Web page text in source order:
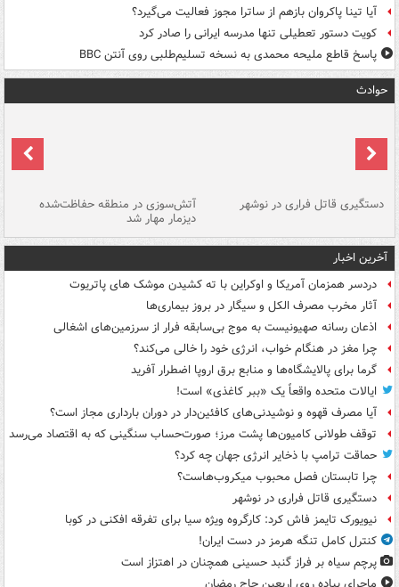
آیا تینا پاکروان بازهم از ساترا مجوز فعالیت می‌گیرد؟
کویت دستور تعطیلی تنها مدرسه ایرانی را صادر کرد
پاسخ قاطع ملیحه محمدی به نسخه تسلیم‌طلبی روی آنتن BBC
حوادث
دستگیری قاتل فراری در نوشهر آتش‌سوزی در منطقه حفاظت‌شده
دیزمار مهار شد
آخرین اخبار
دردسر همزمان آمریکا و اوکراین با ته کشیدن موشک های پاتریوت
آثار مخرب مصرف الکل و سیگار در بروز بیماری‌ها
اذعان رسانه صهیونیست به موج بی‌سابقه فرار از سرزمین‌های اشغالی
چرا مغز در هنگام خواب، انرژی خود را خالی می‌کند؟
گرما برای پالایشگاه‌ها و منابع برق اروپا اضطرار آفرید
ایالات متحده واقعاً یک «ببر کاغذی» است!
آیا مصرف قهوه و نوشیدنی‌های کافئین‌دار در دوران بارداری مجاز است؟
توقف طولانی کامیون‌ها پشت مرز؛ صورت‌حساب سنگینی که به اقتصاد می‌رسد
حماقت ترامپ با ذخایر انرژی جهان چه کرد؟
چرا تابستان فصل محبوب میکروب‌هاست؟
دستگیری قاتل فراری در نوشهر
نیویورک تایمز فاش کرد: کارگروه ویژه سیا برای تفرقه افکنی در کوبا
کنترل کامل تنگه هرمز در دست ایران!
پرچم سیاه بر فراز گنبد حسینی همچنان در اهتزاز است